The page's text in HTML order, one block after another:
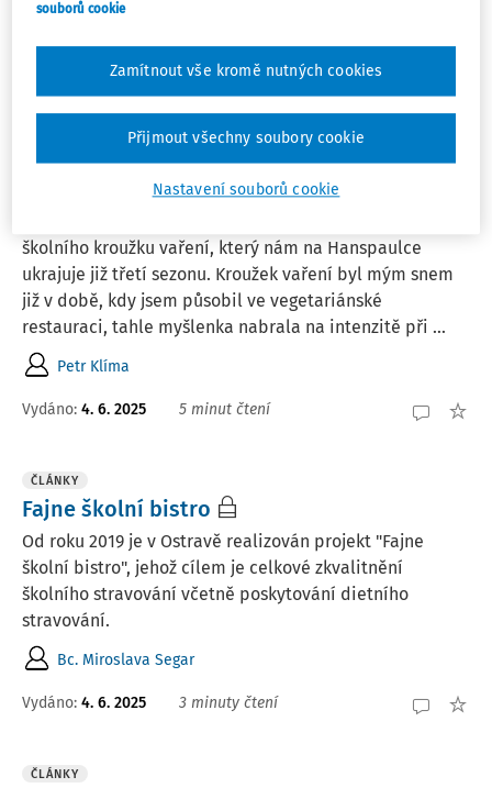
Anna Pačevová
4. 6. 2025 18 minut čtení
Kulinářský kroužek s dětmi na
školního kroužku vaření, který nám na Hanspaulce
ukrajuje již třetí sezonu. Kroužek vaření byl mým snem
již v době, kdy jsem působil ve vegetariánské
restauraci, tahle myšlenka nabrala na intenzitě při ...
Petr Klíma
Vydáno: 4. 6. 2025 5 minut čtení
ČLÁNKY
Fajne školní bistro
Od roku 2019 je v Ostravě realizován projekt "Fajne
školní bistro", jehož cílem je celkové zkvalitnění
školního stravování včetně poskytování dietního
stravování.
Bc. Miroslava Segar
Vydáno: 4. 6. 2025 3 minuty čtení
ČLÁNKY
souborů cookie
Nastavení souborů cookie
Zamítnout vše kromě nutných cookies
Přijmout všechny soubory cookie